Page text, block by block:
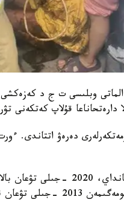
كۇنى ساعات 18.45-دە الماتى وبلىسى ت
قۇلاپ كەتكەنى
وقيعا ورنىنا كەلگەننەن كەيىن
اكەسى ونى قۇتقارۋ ءۇشىن